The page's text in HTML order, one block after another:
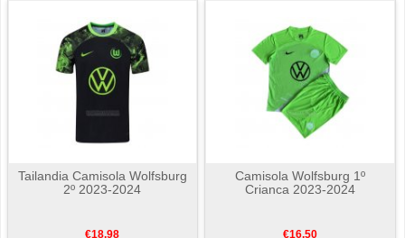
Tailandia Camisola Wolfsburg
2º 2023-2024
€18.98
Camisola Wolfsburg 1º
Crianca 2023-2024
€16.50